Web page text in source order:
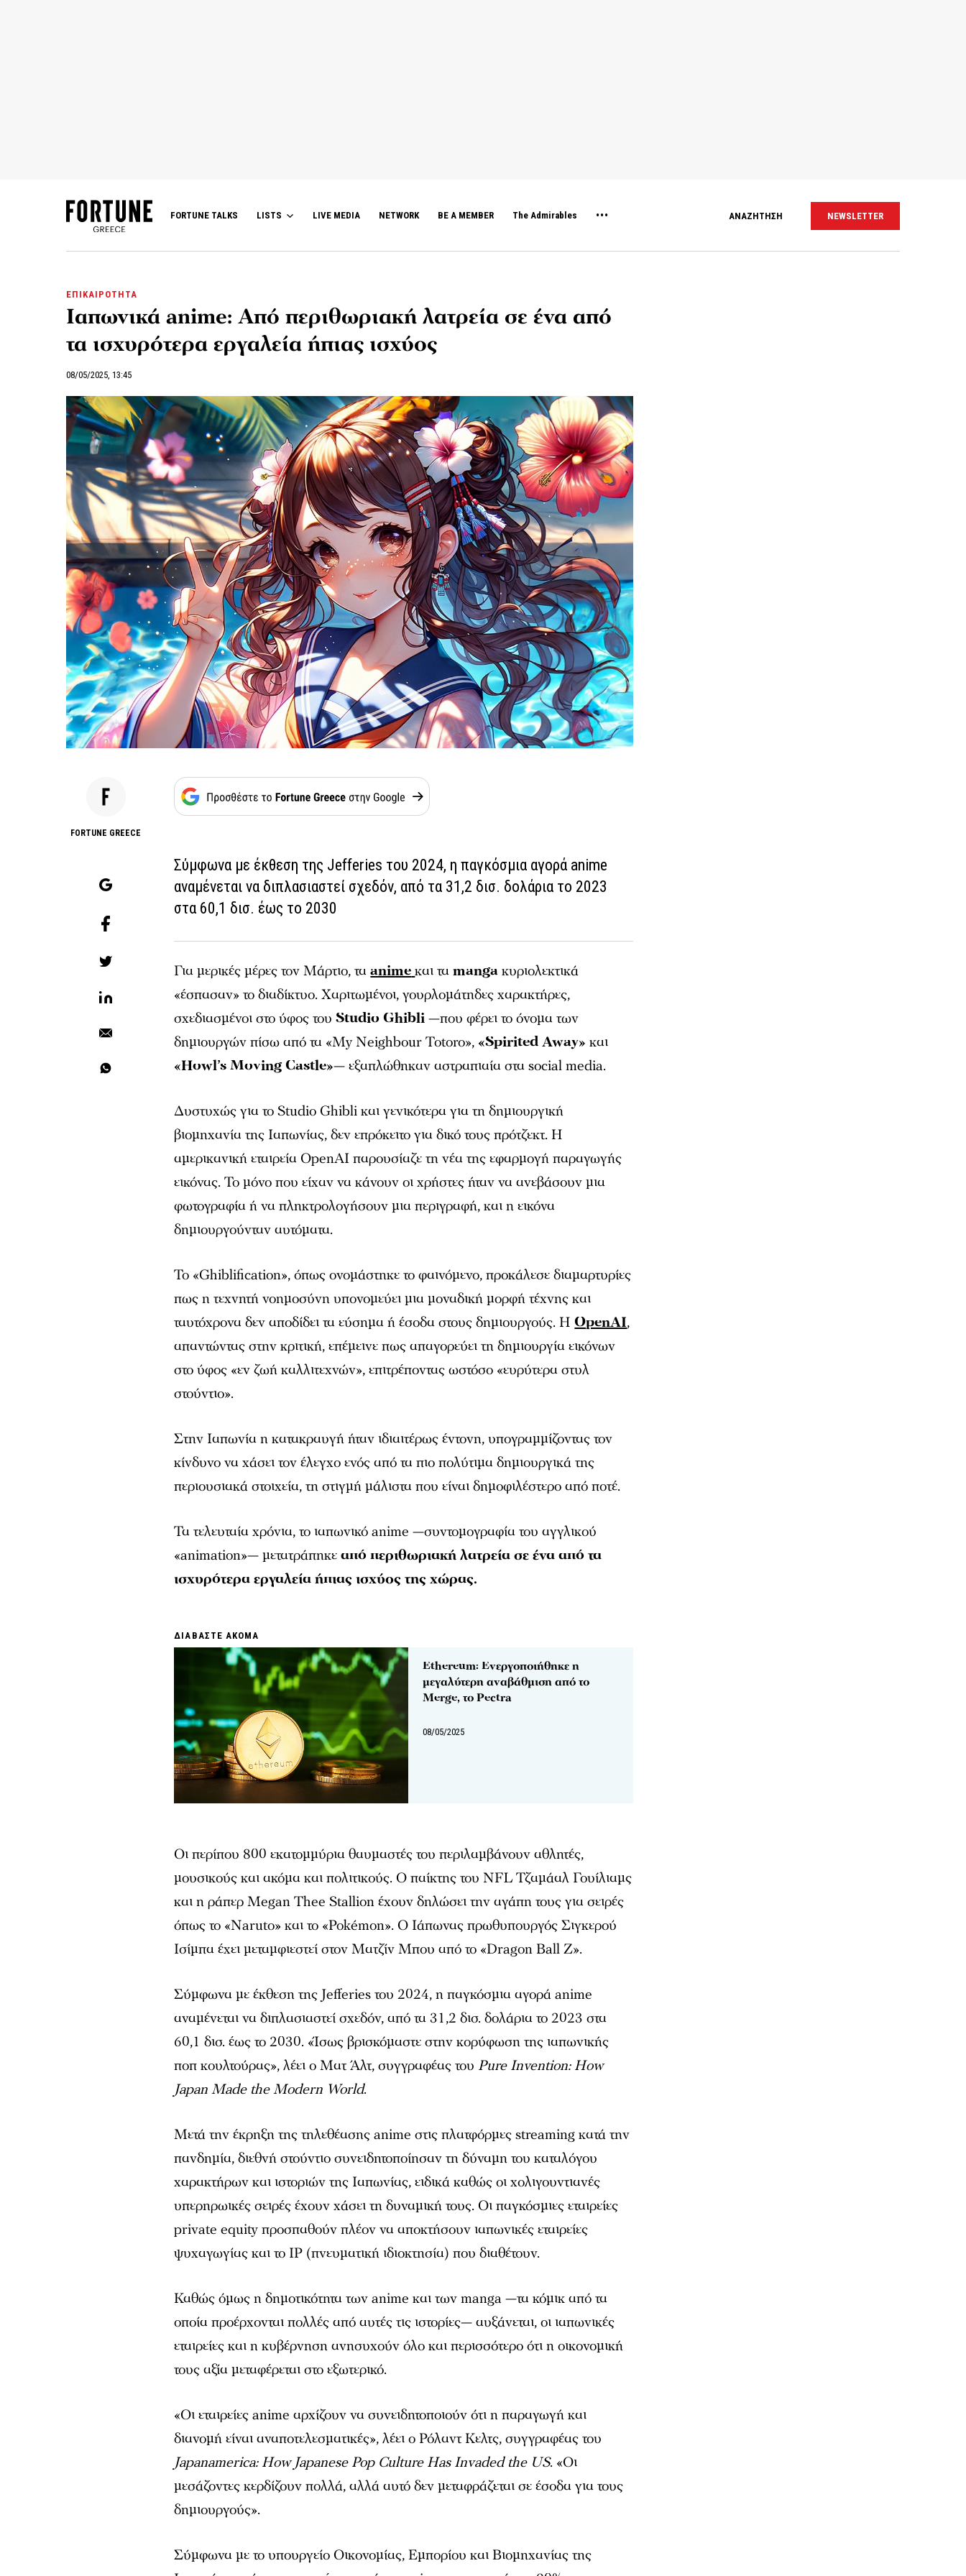
FORTUNE TALKS LISTS LIVE MEDIA NETWORK BE A MEMBER The Admirables ΑΝΑΖΗΤΗΣΗ NEWSLETTER
ΕΠΙΚΑΙΡΟΤΗΤΑ
Ιαπωνικά anime: Από περιθωριακή λατρεία σε ένα από
τα ισχυρότερα εργαλεία ήπιας ισχύος
08/05/2025, 13:45
FORTUNE GREECE
Σύμφωνα με έκθεση της Jefferies του 2024, η παγκόσμια αγορά anime
αναμένεται να διπλασιαστεί σχεδόν, από τα 31,2 δισ. δολάρια το 2023
στα 60,1 δισ. έως το 2030
Για μερικές μέρες τον Μάρτιο, ταanimeκαι ταmangaκυριολεκτικά
«έσπασαν» το διαδίκτυο. Χαριτωμένοι, γουρλομάτηδες χαρακτήρες,
σχεδιασμένοι στο ύφος του Studio Ghibli—που φέρει το όνομα των
δημιουργών πίσω από τα «My Neighbour Totoro», «Spirited Away» και
«Howl’s Moving Castle»— εξαπλώθηκαν αστραπιαία στα social media.
Δυστυχώς για το Studio Ghibli και γενικότερα για τη δημιουργική
βιομηχανία της Ιαπωνίας, δεν επρόκειτο για δικό τους πρότζεκτ. Η
αμερικανική εταιρεία OpenAI παρουσίαζε τη νέα της εφαρμογή παραγωγής
εικόνας. Το μόνο που είχαν να κάνουν οι χρήστες ήταν να ανεβάσουν μια
φωτογραφία ή να πληκτρολογήσουν μια περιγραφή, και η εικόνα
δημιουργούνταν αυτόματα.
Το «Ghiblification», όπως ονομάστηκε το φαινόμενο, προκάλεσε διαμαρτυρίες
πως η τεχνητή νοημοσύνη υπονομεύει μια μοναδική μορφή τέχνης και
ταυτόχρονα δεν αποδίδει τα εύσημα ή έσοδα στους δημιουργούς. ΗOpenAI,
απαντώντας στην κριτική, επέμεινε πως απαγορεύει τη δημιουργία εικόνων
στο ύφος «εν ζωή καλλιτεχνών», επιτρέποντας ωστόσο «ευρύτερα στυλ
στούντιο».
Στην Ιαπωνία η κατακραυγή ήταν ιδιαιτέρως έντονη, υπογραμμίζοντας τον
κίνδυνο να χάσει τον έλεγχο ενός από τα πιο πολύτιμα δημιουργικά της
περιουσιακά στοιχεία, τη στιγμή μάλιστα που είναι δημοφιλέστερο από ποτέ.
Τα τελευταία χρόνια, το ιαπωνικό anime —συντομογραφία του αγγλικού
«animation»— μετατράπηκεαπό περιθωριακή λατρεία σε ένα από τα
ισχυρότερα εργαλεία ήπιας ισχύος της χώρας.
ΔΙΑΒΑΣΤΕ ΑΚΟΜΑ
Ethereum: Ενεργοποιήθηκε η
μεγαλύτερη αναβάθμιση από το
Merge, το Pectra
08/05/2025
Οι περίπου 800 εκατομμύρια θαυμαστές του περιλαμβάνουν αθλητές,
μουσικούς και ακόμα και πολιτικούς. Ο παίκτης του NFL Τζαμάαλ Γουίλιαμς
και η ράπερ Megan Thee Stallion έχουν δηλώσει την αγάπη τους για σειρές
όπως το «Naruto» και το «Pokémon». Ο Ιάπωνας πρωθυπουργός Σιγκερού
Ισίμπα έχει μεταμφιεστεί στον Ματζίν Μπου από το «Dragon Ball Z».
Σύμφωνα με έκθεση της Jefferies του 2024, η παγκόσμια αγορά anime
αναμένεται να διπλασιαστεί σχεδόν, από τα 31,2 δισ. δολάρια το 2023 στα
60,1 δισ. έως το 2030. «Ίσως βρισκόμαστε στην κορύφωση της ιαπωνικής
ποπ κουλτούρας», λέει ο Ματ Άλτ, συγγραφέας του Pure Invention: How
Japan Made the Modern World.
Μετά την έκρηξη της τηλεθέασης anime στις πλατφόρμες streaming κατά την
πανδημία, διεθνή στούντιο συνειδητοποίησαν τη δύναμη του καταλόγου
χαρακτήρων και ιστοριών της Ιαπωνίας, ειδικά καθώς οι χολιγουντιανές
υπερηρωικές σειρές έχουν χάσει τη δυναμική τους. Οι παγκόσμιες εταιρείες
private equity προσπαθούν πλέον να αποκτήσουν ιαπωνικές εταιρείες
ψυχαγωγίας και το IP (πνευματική ιδιοκτησία) που διαθέτουν.
Καθώς όμως η δημοτικότητα των anime και των manga —τα κόμικ από τα
οποία προέρχονται πολλές από αυτές τις ιστορίες— αυξάνεται, οι ιαπωνικές
εταιρείες και η κυβέρνηση ανησυχούν όλο και περισσότερο ότι η οικονομική
τους αξία μεταφέρεται στο εξωτερικό.
«Οι εταιρείες anime αρχίζουν να συνειδητοποιούν ότι η παραγωγή και
διανομή είναι αναποτελεσματικές», λέει ο Ρόλαντ Κελτς, συγγραφέας του
Japanamerica: How Japanese Pop Culture Has Invaded the US. «Οι
μεσάζοντες κερδίζουν πολλά, αλλά αυτό δεν μεταφράζεται σε έσοδα για τους
δημιουργούς».
Σύμφωνα με το υπουργείο Οικονομίας, Εμπορίου και Βιομηχανίας της